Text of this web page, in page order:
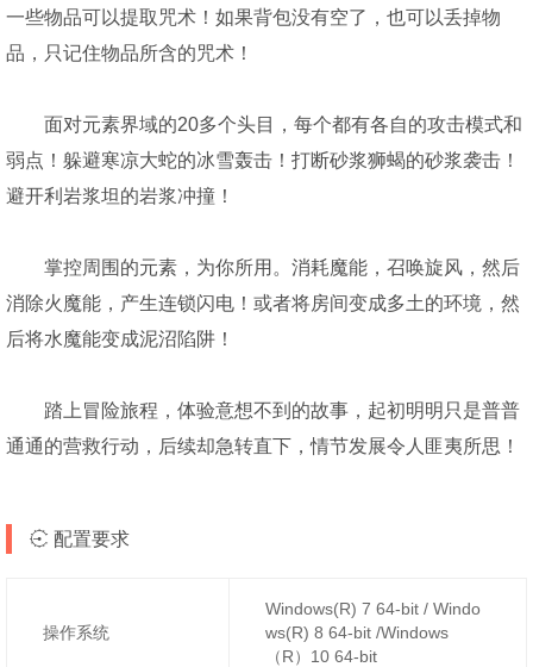
一些物品可以提取咒术！如果背包没有空了，也可以丢掉物
品，只记住物品所含的咒术！
面对元素界域的20多个头目，每个都有各自的攻击模式和
弱点！躲避寒凉大蛇的冰雪轰击！打断砂浆狮蝎的砂浆袭击！
避开利岩浆坦的岩浆冲撞！
掌控周围的元素，为你所用。消耗魔能，召唤旋风，然后
消除火魔能，产生连锁闪电！或者将房间变成多土的环境，然
后将水魔能变成泥沼陷阱！
踏上冒险旅程，体验意想不到的故事，起初明明只是普普
通通的营救行动，后续却急转直下，情节发展令人匪夷所思！
配置要求
操作系统
Windows(R) 7 64-bit / Windo
ws(R) 8 64-bit /Windows
（R）10 64-bit